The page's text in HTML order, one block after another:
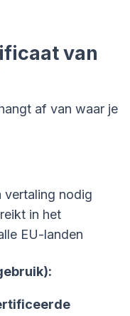
van
af van waar je
vertaling nodig
in het
EU-landen